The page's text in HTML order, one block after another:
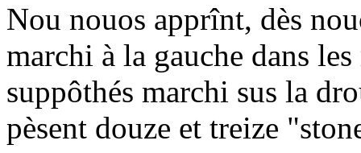
Nou nouos apprînt, dès
marchi à la gauche dans
suppôthés marchi sus la
pèsent douze et treize